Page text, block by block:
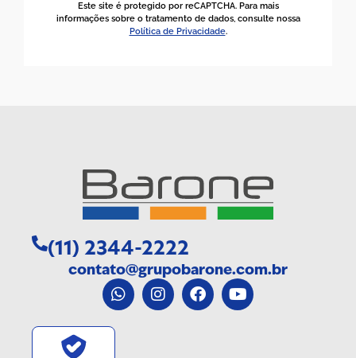
Este site é protegido por reCAPTCHA. Para mais
informações sobre o tratamento de dados, consulte nossa
Política de Privacidade.
(11) 2344-2222
contato@grupobarone.com.br